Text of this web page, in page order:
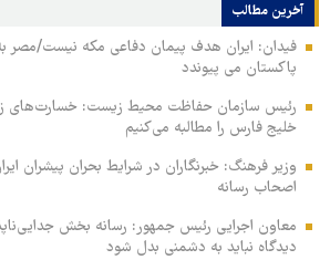
آخرین مطالب
فیدان: ایران هدف پیمان دفاعی مکه نیست/مصر
پاکستان می پیوندد
رئیس سازمان حفاظت محیط زیست: خسارت‌های
خلیج فارس را مطالبه‌ می‌کنیم
وزیر فرهنگ: خبرنگاران در شرایط بحران پیشران
اصحاب رسانه
معاون اجرایی رئیس جمهور: رسانه بخش
دیدگاه نباید به دشمنی بدل شود